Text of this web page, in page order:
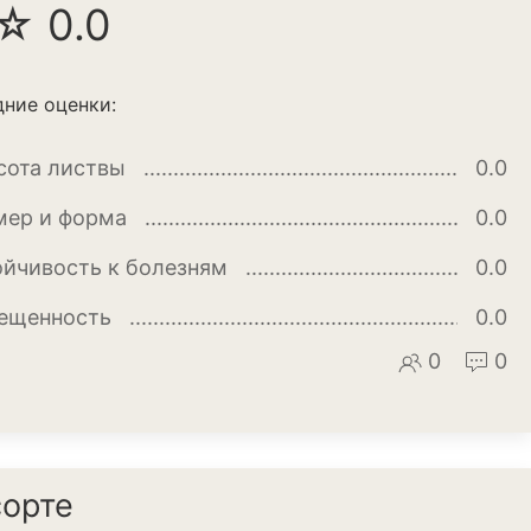
0.0
оценки:
листвы
0.0
и форма
0.0
к болезням
0.0
0.0
0
0